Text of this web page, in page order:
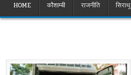
HOME कौशाम्बी राजनीति सिराथू